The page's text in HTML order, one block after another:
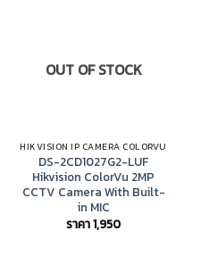
OUT OF STOCK
HIKVISION IP CAMERA COLORVU
DS-2CD1027G2-LUF
Hikvision ColorVu 2MP
CCTV Camera With Built-
in MIC
ราคา1,950